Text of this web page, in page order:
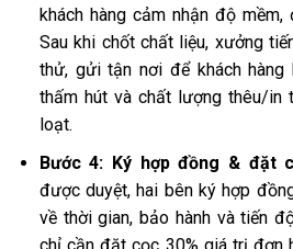
khách hàng cảm nhận độ
Sau khi chốt chất liệu, xưởng
thử, gửi tận nơi để khách
thấm hút và chất lượng thêu/in
loạt.
Bước 4: Ký hợp đồng & đặt
được duyệt, hai bên ký hợp
về thời gian, bảo hành và tiến
chỉ cần đặt cọc 30% giá trị đơn